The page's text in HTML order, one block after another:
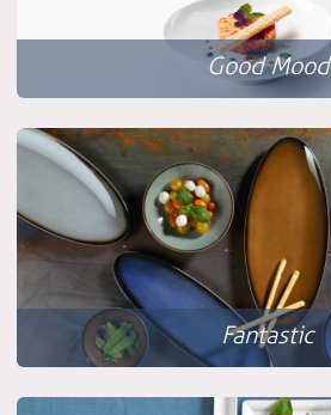
Good Mood
Fantastic